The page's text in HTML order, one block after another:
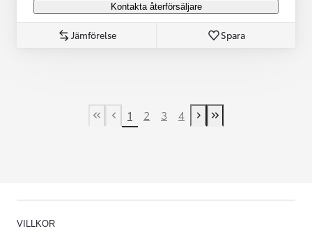
Kontakta återförsäljare
Jämförelse Spara
First Page
Previous page
1 2 3 4
Next page
Last Page
VILLKOR